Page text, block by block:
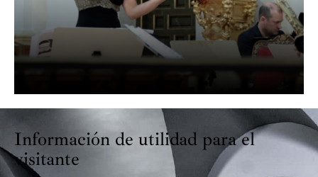
Adán Díaz Pérez, Alejandro Rodríguez
Fernando Calonge Muñoz, Francisco
Rodríguez Márquez
Conservatorio Superior de Música de Madrid.
Asimismo, es el director titular de la Orquesta de
Cámara "Amadeo Vives". Dirige con asiduidad la Joven
Orquesta “Juan Crisóstomo Arriaga”.
Información de utilidad para el
visitante